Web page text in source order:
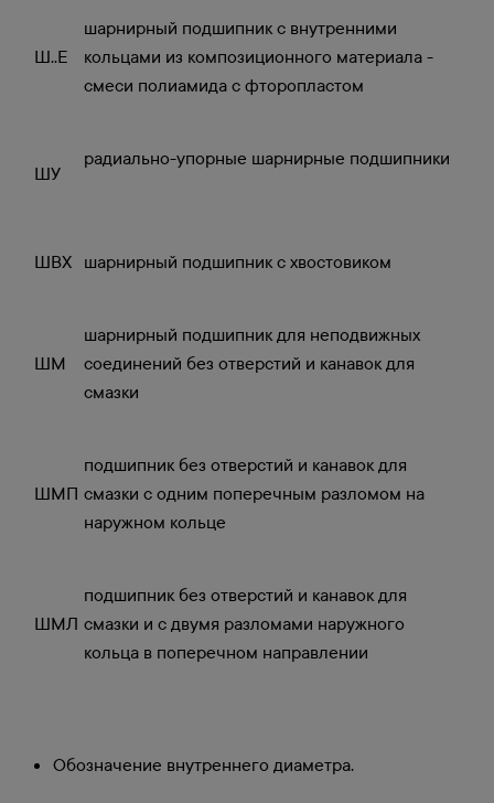
Ш..Е
шарнирный подшипник с внутренними
кольцами из композиционного материала -
смеси полиамида с фторопластом
ШУ
радиально-упорные шарнирные подшипники
ШВХ шарнирный подшипник с хвостовиком
ШМ
шарнирный подшипник для неподвижных
соединений без отверстий и канавок для
смазки
ШМП
подшипник без отверстий и канавок для
смазки с одним поперечным разломом на
наружном кольце
ШМЛ
подшипник без отверстий и канавок для
смазки и с двумя разломами наружного
кольца в поперечном направлении
Обозначение внутреннего диаметра.